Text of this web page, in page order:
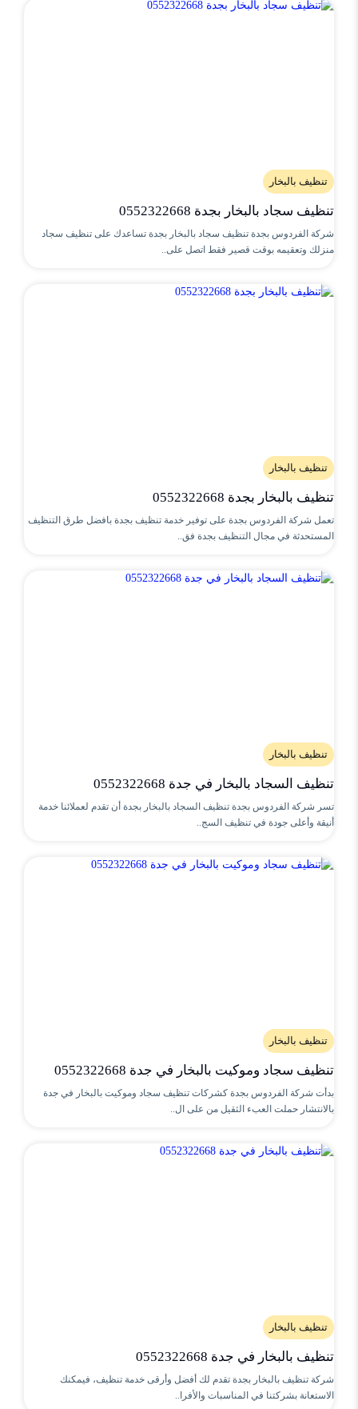
تنظيف بالبخار
تنظيف سجاد بالبخار بجدة 0552322668
شركة الفردوس بجدة تنظيف سجاد بالبخار بجدة تساعدك على تنظيف سجاد
منزلك وتعقيمه بوقت قصير فقط اتصل على..
تنظيف بالبخار
تنظيف بالبخار بجدة 0552322668
تعمل شركة الفردوس بجدة على توفير خدمة تنظيف بجدة بافضل طرق التنظيف
المستحدثة في مجال التنظيف بجدة فق..
تنظيف بالبخار
تنظيف السجاد بالبخار في جدة 0552322668
تسر شركة الفردوس بجدة تنظيف السجاد بالبخار بجدة أن تقدم لعملائنا خدمة
أنيقة وأعلى جودة في تنظيف السج..
تنظيف بالبخار
تنظيف سجاد وموكيت بالبخار في جدة 0552322668
بدأت شركة الفردوس بجدة كشركات تنظيف سجاد وموكيت بالبخار في جدة
بالانتشار حملت العبء الثقيل من على ال..
تنظيف بالبخار
تنظيف بالبخار في جدة 0552322668
شركة تنظيف بالبخار بجدة تقدم لك أفضل وأرقى خدمة تنظيف، فيمكنك
الاستعانة بشركتنا في المناسبات والأفرا..